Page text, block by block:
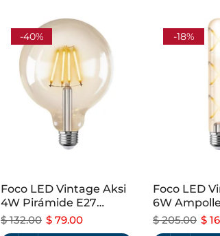
-40%
Foco LED Vintage Aksi
4W Pirámide E27
Dimeable Luz Cálida
$ 132.00 $ 79.00
-18%
Foco LED
6W
Dimeable
$ 205.00 $